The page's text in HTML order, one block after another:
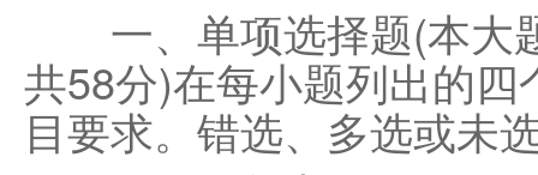
一、单项选择题(本大
共58分)在每小题列出的
目要求。错选、多选或未